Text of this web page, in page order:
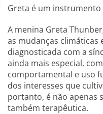
Greta é um instrumento
A menina Greta
as mudanças climáticas
diagnosticada com a
ainda mais especial,
comportamental e uso
dos interesses que
portanto, é não apenas
também terapêutica.